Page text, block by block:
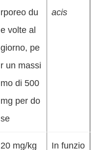
rporeo du
e volte al
giorno, pe
r un massi
mo di 500
mg per do
se
acis
20 mg/kg
In funzio